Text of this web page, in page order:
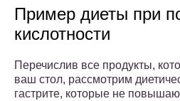
Пример диеты при
кислотности
Перечислив все продукты,
ваш стол, рассмотрим
гастрите, которые не